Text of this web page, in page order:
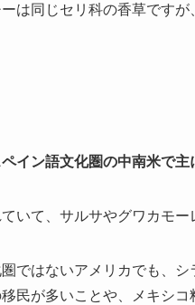
は同じセリ科の香草です
イン語文化圏の中南米で主
いて、サルサやグワカモー
ではないアメリカでも、シ
民が多いことや、メキシコ